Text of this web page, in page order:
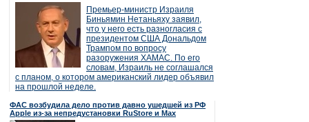
Премьер-министр Израиля
Биньямин Нетаньяху заявил,
что у него есть разногласия с
президентом США Дональдом
Трампом по вопросу
разоружения ХАМАС. По его
словам, Израиль не соглашался
с планом, о котором американский лидер объявил
на прошлой неделе.
ФАС возбудила дело против давно ушедшей из РФ
Apple из-за непредустановки RuStore и Max